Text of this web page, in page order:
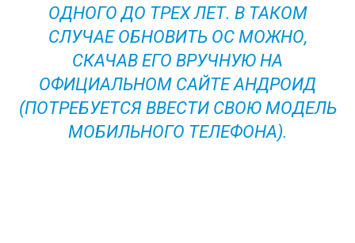
ОДНОГО ДО ТРЕХ ЛЕТ. В ТАКОМ
СЛУЧАЕ ОБНОВИТЬ ОС МОЖНО,
СКАЧАВ ЕГО ВРУЧНУЮ НА
ОФИЦИАЛЬНОМ САЙТЕ АНДРОИД
(ПОТРЕБУЕТСЯ ВВЕСТИ СВОЮ МОДЕЛЬ
МОБИЛЬНОГО ТЕЛЕФОНА).